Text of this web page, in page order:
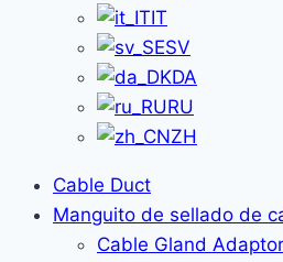
IT
SV
DA
RU
ZH
Cable Duct
Manguito de sellado de
Cable Gland